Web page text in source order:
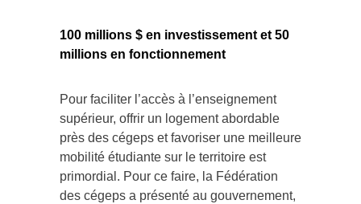
100 millions $ en investissement et 50
millions en fonctionnement
Pour faciliter l’accès à l’enseignement
supérieur, offrir un logement abordable
près des cégeps et favoriser une meilleure
mobilité étudiante sur le territoire est
primordial. Pour ce faire, la Fédération
des cégeps a présenté au gouvernement,